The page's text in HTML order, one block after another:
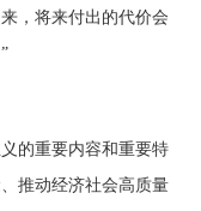
，将来付出的代价会
的重要内容和重要特
推动经济社会高质量